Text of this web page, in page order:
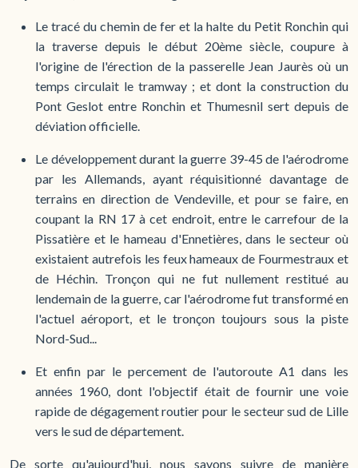
Le tracé du chemin de fer et la halte du Petit Ronchin qui
la traverse depuis le début 20ème siècle, coupure à
l'origine de l'érection de la passerelle Jean Jaurès où un
temps circulait le tramway ; et dont la construction du
Pont Geslot entre Ronchin et Thumesnil sert depuis de
déviation officielle.
Le développement durant la guerre 39-45 de l'aérodrome
par les Allemands, ayant réquisitionné davantage de
terrains en direction de Vendeville, et pour se faire, en
coupant la RN 17 à cet endroit, entre le carrefour de la
Pissatière et le hameau d'Ennetières, dans le secteur où
existaient autrefois les feux hameaux de Fourmestraux et
de Héchin. Tronçon qui ne fut nullement restitué au
lendemain de la guerre, car l'aérodrome fut transformé en
l'actuel aéroport, et le tronçon toujours sous la piste
Nord-Sud...
Et enfin par le percement de l'autoroute A1 dans les
années 1960, dont l'objectif était de fournir une voie
rapide de dégagement routier pour le secteur sud de Lille
vers le sud de département.
De sorte qu'aujourd'hui, nous savons suivre de manière